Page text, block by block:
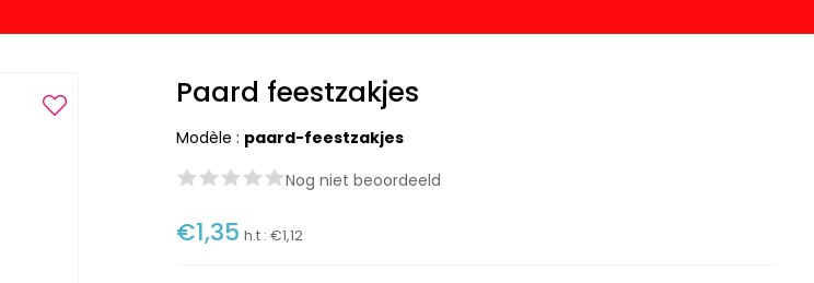
Paard feestzakjes
Modèle : paard-feestzakjes
Nog niet beoordeeld
€1,35 h.t :€1,12